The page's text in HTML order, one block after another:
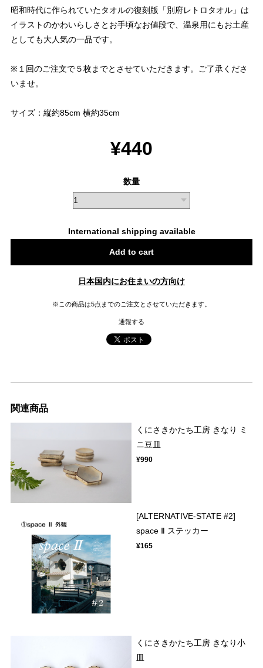
昭和時代に作られていたタオルの復刻版「別府レトロタオル」は
イラストのかわいらしさとお手頃なお値段で、温泉用にもお土産
としても大人気の一品です。
※１回のご注文で５枚までとさせていただきます。ご了承くださ
いませ。
サイズ：縦約85cm 横約35cm
¥440
数量
International shipping available
Add to cart
日本国内にお住まいの方向け
※この商品は5点までのご注文とさせていただきます。
通報する
関連商品
くにさきかたち工房 きなり ミ
ニ豆皿
¥990
[ALTERNATIVE-STATE #2]
space Ⅱ ステッカー
¥165
くにさきかたち工房 きなり小
皿